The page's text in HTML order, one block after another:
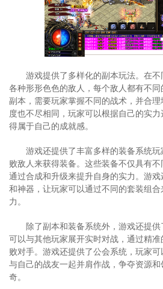
游戏提供了多样化的副本玩法。在
各种形形色色的敌人，每个敌人都有不
副本，需要玩家掌握不同的战术，并合
度也不尽相同，玩家可以根据自己的实
得属于自己的成就感。
游戏还提供了丰富多样的装备系统
败敌人来获得装备。这些装备不仅具有
通过合成和升级来提升自身的实力。游
和神器，让玩家可以通过不同的套装组
力。
除了副本和装备系统外，游戏还提
可以与其他玩家展开实时对战，通过精
败对手。游戏还提供了公会系统，玩家可
与自己的战友一起并肩作战，争夺资源
奇。